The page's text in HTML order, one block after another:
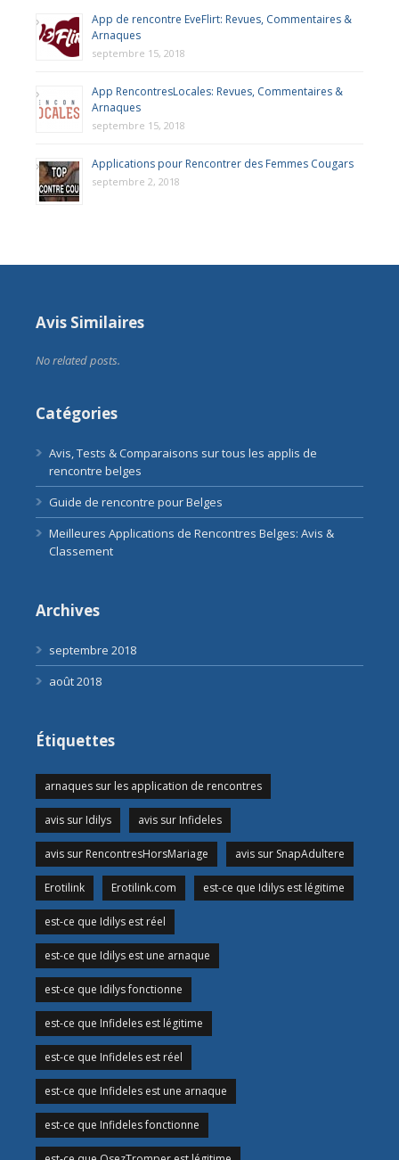
App de rencontre EveFlirt: Revues, Commentaires &
Arnaques
septembre 15, 2018
App RencontresLocales: Revues, Commentaires &
Arnaques
septembre 15, 2018
Applications pour Rencontrer des Femmes Cougars
septembre 2, 2018
Avis Similaires
No related posts.
Catégories
Avis, Tests & Comparaisons sur tous les applis de
rencontre belges
Guide de rencontre pour Belges
Meilleures Applications de Rencontres Belges: Avis &
Classement
Archives
septembre 2018
août 2018
Étiquettes
arnaques sur les application de rencontres
avis sur Idilys avis sur Infideles
avis sur RencontresHorsMariage avis sur SnapAdultere
Erotilink Erotilink.com est-ce que Idilys est légitime
est-ce que Idilys est réel
est-ce que Idilys est une arnaque
est-ce que Idilys fonctionne
est-ce que Infideles est légitime
est-ce que Infideles est réel
est-ce que Infideles est une arnaque
est-ce que Infideles fonctionne